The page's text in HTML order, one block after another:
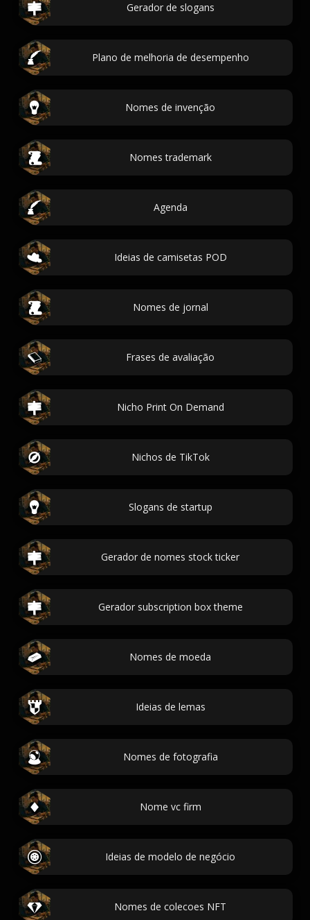
Gerador de slogans
Plano de melhoria de desempenho
Nomes de invenção
Nomes trademark
Agenda
Ideias de camisetas POD
Nomes de jornal
Frases de avaliação
Nicho Print On Demand
Nichos de TikTok
Slogans de startup
Gerador de nomes stock ticker
Gerador subscription box theme
Nomes de moeda
Ideias de lemas
Nomes de fotografia
Nome vc firm
Ideias de modelo de negócio
Nomes de colecoes NFT